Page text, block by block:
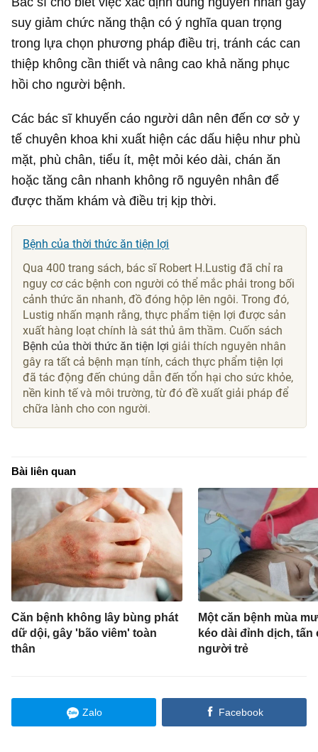
suy giảm chức năng thận có ý nghĩa quan trọng
trong lựa chọn phương pháp điều trị, tránh các can
thiệp không cần thiết và nâng cao khả năng phục
hồi cho người bệnh.
Các bác sĩ khuyến cáo người dân nên đến cơ sở y
tế chuyên khoa khi xuất hiện các dấu hiệu như phù
mặt, phù chân, tiểu ít, mệt mỏi kéo dài, chán ăn
hoặc tăng cân nhanh không rõ nguyên nhân để
được thăm khám và điều trị kịp thời.
Bệnh của thời thức ăn tiện lợi
Qua 400 trang sách, bác sĩ Robert H.Lustig đã chỉ ra
nguy cơ các bệnh con người có thể mắc phải trong bối
cảnh thức ăn nhanh, đồ đóng hộp lên ngôi. Trong đó,
Lustig nhấn mạnh rằng, thực phẩm tiện lợi được sản
xuất hàng loạt chính là sát thủ âm thầm. Cuốn sách
Bệnh của thời thức ăn tiện lợi giải thích nguyên nhân
gây ra tất cả bệnh mạn tính, cách thực phẩm tiện lợi
đã tác động đến chúng dẫn đến tổn hại cho sức khỏe,
nền kinh tế và môi trường, từ đó đề xuất giải pháp để
chữa lành cho con người.
Bài liên quan
Căn bệnh không lây bùng phát
dữ dội, gây 'bão viêm' toàn
thân
Một căn bệnh mùa
kéo dài đỉnh dịch, tấn
người trẻ
Zalo Facebook